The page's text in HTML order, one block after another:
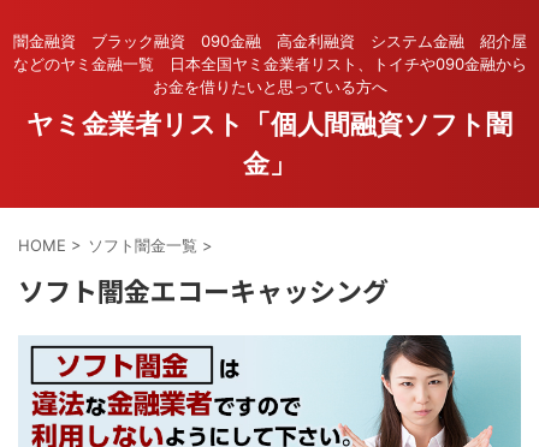
闇金融資 ブラック融資 090金融 高金利融資 システム金融 紹介屋
などのヤミ金融一覧 日本全国ヤミ金業者リスト、トイチや090金融から
お金を借りたいと思っている方へ
ヤミ金業者リスト「個人間融資ソフト闇
金」
HOME > ソフト闇金一覧 >
ソフト闇金エコーキャッシング